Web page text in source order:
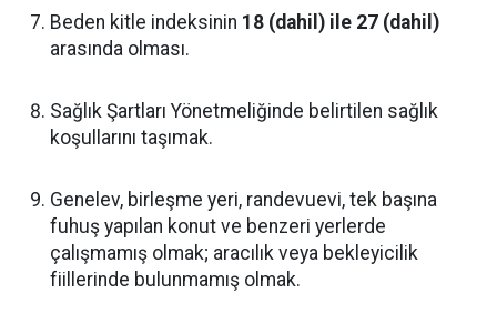
Beden kitle indeksinin 18 (dahil) ile 27 (dahil)
arasında olması.
Sağlık Şartları Yönetmeliğinde belirtilen sağlık
koşullarını taşımak.
Genelev, birleşme yeri, randevuevi, tek başına
fuhuş yapılan konut ve benzeri yerlerde
çalışmamış olmak; aracılık veya bekleyicilik
fiillerinde bulunmamış olmak.